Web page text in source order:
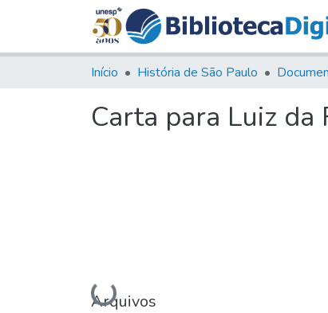
Início História de São Paulo
Carta para Luiz da
Carregando...
Arquivos